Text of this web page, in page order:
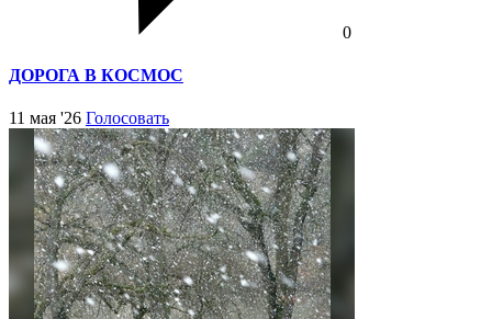
0
ДОРОГА В КОСМОС
11 мая '26 Голосовать